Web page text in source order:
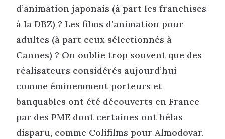
d’animation japonais (à part les franchises
à la DBZ) ? Les films d’animation pour
adultes (à part ceux sélectionnés à
Cannes) ? On oublie trop souvent que des
réalisateurs considérés aujourd’hui
comme éminemment porteurs et
banquables ont été découverts en France
par des PME dont certaines ont hélas
disparu, comme Colifilms pour Almodovar.